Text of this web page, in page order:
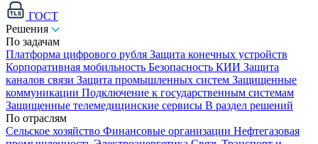
ГОСТ
Решения
По задачам
Платформа цифрового рубля Защита конечных устройств
Корпоративная мобильность Безопасность КИИ Защита
каналов связи Защита промышленных систем Защищенные
коммуникации Подключение к государственным системам
Защищенные телемедицинские сервисы В раздел решений
По отраслям
Сельское хозяйство Финансовые организации Нефтегазовая